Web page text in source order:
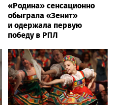
«Родина» сенсационно
обыграла «Зенит»
и одержала первую
победу в РПЛ